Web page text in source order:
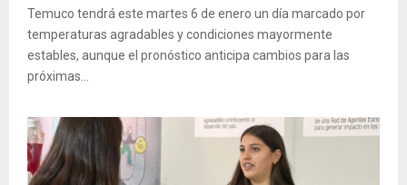
Temuco tendrá este martes 6 de enero un día marcado por
temperaturas agradables y condiciones mayormente
estables, aunque el pronóstico anticipa cambios para las
próximas...